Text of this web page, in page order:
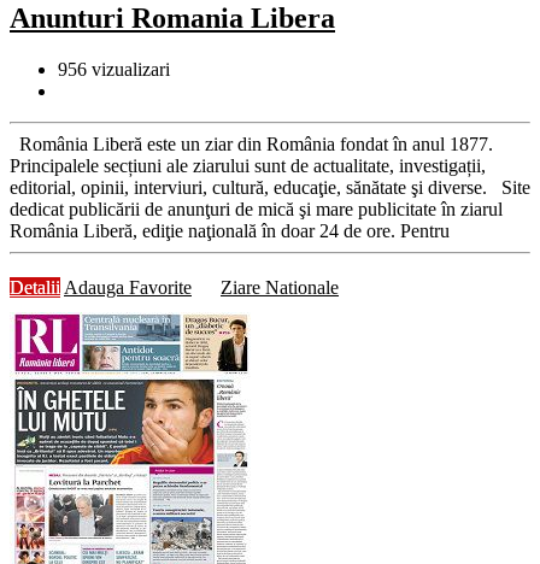
Anunturi Romania Libera
956 vizualizari
România Liberă este un ziar din România fondat în anul 1877.
Principalele secțiuni ale ziarului sunt de actualitate, investigații,
editorial, opinii, interviuri, cultură, educaţie, sănătate şi diverse. Site
dedicat publicării de anunţuri de mică şi mare publicitate în ziarul
România Liberă, ediţie naţională în doar 24 de ore. Pentru
Detalii Adauga Favorite Ziare Nationale